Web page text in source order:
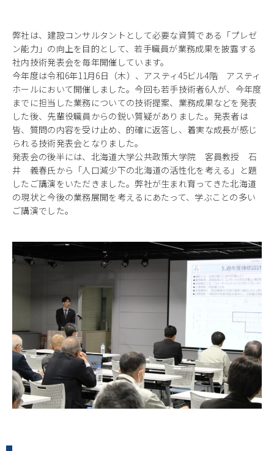
弊社は、建設コンサルタントとして必要な資質である「プレゼ
ン能力」の向上を目的として、若手職員が業務成果を披露する
社内技術発表会を毎年開催しています。
今年度は令和6年11月6日（木）、アスティ45ビル4階 アスティ
ホールにおいて開催しました。今回も若手技術者6人が、今年度
までに担当した業務についての技術提案、業務成果などを発表
した後、先輩役職員からの鋭い質疑がありました。発表者は
皆、質問の内容を受け止め、的確に返答し、着実な成長が感じ
られる技術発表会となりました。
発表会の後半には、北海道大学公共政策大学院 客員教授 石
井 義春氏から「人口減少下の北海道の活性化を考える」と題
したご講演をいただきました。弊社が生まれ育ってきた北海道
の現状と今後の業務展開を考えるにあたって、学ぶことの多い
ご講演でした。